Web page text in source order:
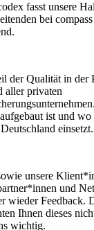
fasst unsere
bei
der Qualität in der
aller privaten
ist und
einsetzt.
unsere
und
wieder Feedback.
Ihnen dieses
wichtig.